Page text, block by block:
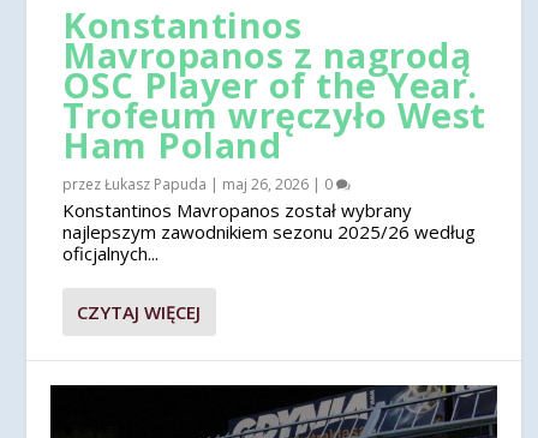
Konstantinos
Mavropanos z nagrodą
OSC Player of the Year.
Trofeum wręczyło West
Ham Poland
przezŁukasz Papuda | maj 26, 2026 | 0
Konstantinos Mavropanos został wybrany
najlepszym zawodnikiem sezonu 2025/26 według
oficjalnych...
CZYTAJ WIĘCEJ